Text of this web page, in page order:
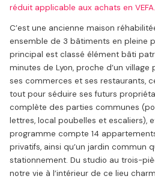
réduit applicable aux achats en VEFA.
C’est une ancienne maison
ensemble de 3 bâtiments en pleine
principal est classé élément bâti
minutes de Lyon, proche d’un
ses commerces et ses restaurants,
tout pour séduire ses futurs
complète des parties communes
lettres, local poubelles et escaliers),
programme compte 14
privatifs, ainsi qu’un jardin commun
stationnement. Du studio au trois-
notre vie à l’intérieur de ce lieu